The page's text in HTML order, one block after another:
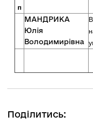
п
МАНДРИКА
Юлія
Володимирівна
Поділитись: